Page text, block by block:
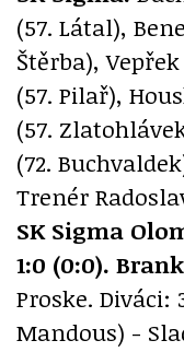
(57. Látal),
Štěrba),
(57. Pilař),
(57.
(72.
Trenér
SK Sigma
1:0 (0:0).
Proske. Diváci:
Mandous) -